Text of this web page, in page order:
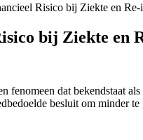
Risico bij Ziekte en Re-
bij Ziekte en
fenomeen dat bekendstaat als
besluit om